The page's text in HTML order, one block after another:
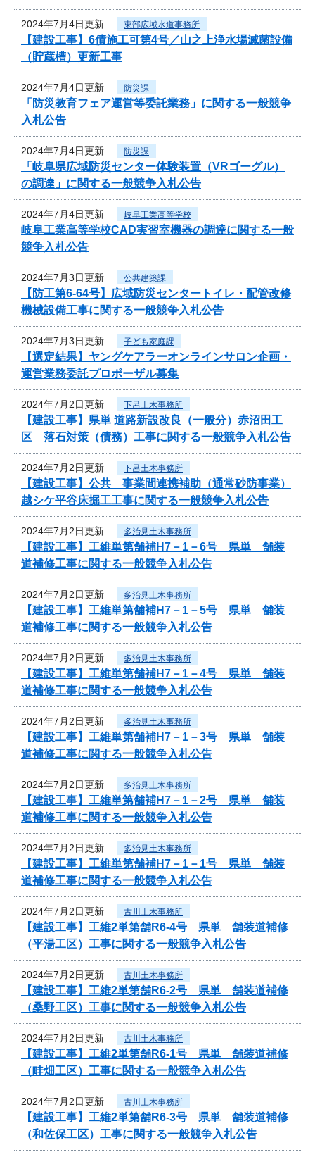
2024年7月4日更新 東部広域水道事務所
【建設工事】6債施工可第4号／山之上浄水場滅菌設備
（貯蔵槽）更新工事
2024年7月4日更新 防災課
「防災教育フェア運営等委託業務」に関する一般競争
入札公告
2024年7月4日更新 防災課
「岐阜県広域防災センター体験装置（VRゴーグル）
の調達」に関する一般競争入札公告
2024年7月4日更新 岐阜工業高等学校
岐阜工業高等学校CAD実習室機器の調達に関する一般
競争入札公告
2024年7月3日更新 公共建築課
【防工第6-64号】広域防災センタートイレ・配管改修
機械設備工事に関する一般競争入札公告
2024年7月3日更新 子ども家庭課
【選定結果】ヤングケアラーオンラインサロン企画・
運営業務委託プロポーザル募集
2024年7月2日更新 下呂土木事務所
【建設工事】県単 道路新設改良（一般分）赤沼田工
区 落石対策（債務）工事に関する一般競争入札公告
2024年7月2日更新 下呂土木事務所
【建設工事】公共 事業間連携補助（通常砂防事業）
越シケ平谷床掘工工事に関する一般競争入札公告
2024年7月2日更新 多治見土木事務所
【建設工事】工維単第舗補H7－1－6号 県単 舗装
道補修工事に関する一般競争入札公告
2024年7月2日更新 多治見土木事務所
【建設工事】工維単第舗補H7－1－5号 県単 舗装
道補修工事に関する一般競争入札公告
2024年7月2日更新 多治見土木事務所
【建設工事】工維単第舗補H7－1－4号 県単 舗装
道補修工事に関する一般競争入札公告
2024年7月2日更新 多治見土木事務所
【建設工事】工維単第舗補H7－1－3号 県単 舗装
道補修工事に関する一般競争入札公告
2024年7月2日更新 多治見土木事務所
【建設工事】工維単第舗補H7－1－2号 県単 舗装
道補修工事に関する一般競争入札公告
2024年7月2日更新 多治見土木事務所
【建設工事】工維単第舗補H7－1－1号 県単 舗装
道補修工事に関する一般競争入札公告
2024年7月2日更新 古川土木事務所
【建設工事】工維2単第舗R6-4号 県単 舗装道補修
（平湯工区）工事に関する一般競争入札公告
2024年7月2日更新 古川土木事務所
【建設工事】工維2単第舗R6-2号 県単 舗装道補修
（桑野工区）工事に関する一般競争入札公告
2024年7月2日更新 古川土木事務所
【建設工事】工維2単第舗R6-1号 県単 舗装道補修
（畦畑工区）工事に関する一般競争入札公告
2024年7月2日更新 古川土木事務所
【建設工事】工維2単第舗R6-3号 県単 舗装道補修
（和佐保工区）工事に関する一般競争入札公告